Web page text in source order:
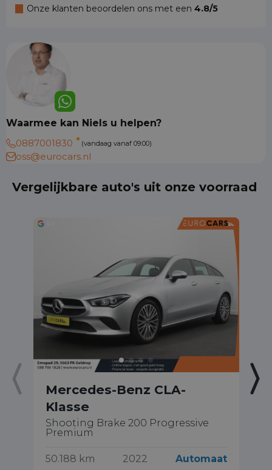
Onze klanten beoordelen ons met een 4.8/5
Waarmee kan Niels u helpen?
0887001830
(vandaag vanaf 09:00)
oss@eurocars.nl
Vergelijkbare auto's uit onze voorraad
Mercedes-Benz CLA-
Klasse
Shooting Brake 200 Progressive
Premium
50.188 km 2022 Automaat